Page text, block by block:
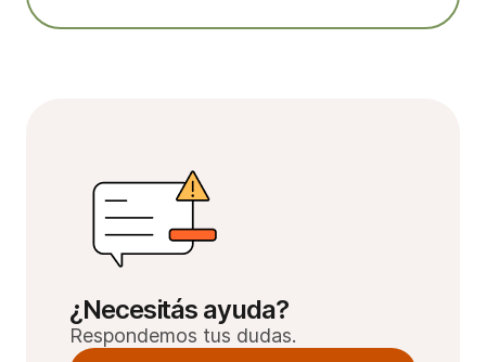
¿Necesitás ayuda?
Respondemos tus dudas.